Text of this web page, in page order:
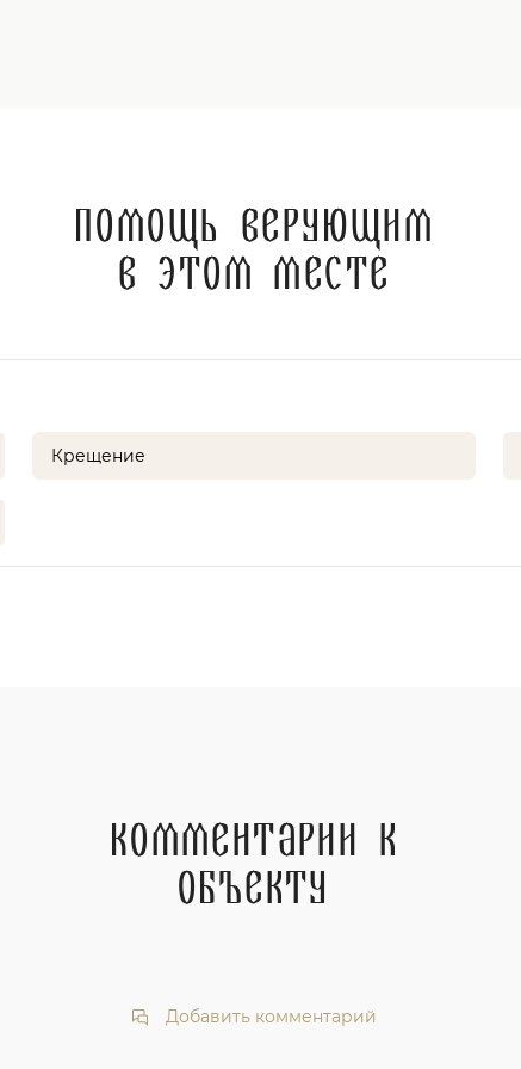
Помощь верующим
в этом месте
Крещение
Комментарии к
объекту
Добавить комментарий